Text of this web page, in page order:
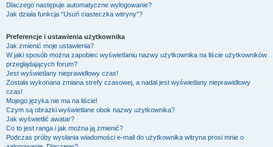
Dlaczego następuje automatyczne wylogowanie?
Jak działa funkcja “Usuń ciasteczka witryny”?
Preferencje i ustawienia użytkownika
Jak zmienić moje ustawienia?
W jaki sposób można zapobiec wyświetlaniu nazwy użytkownika na liście użytkowników
przeglądających forum?
Jest wyświetlany nieprawidłowy czas!
Została wykonana zmiana strefy czasowej, a nadal jest wyświetlany nieprawidłowy
czas!
Mojego języka nie ma na liście!
Czym są obrazki wyświetlane obok nazwy użytkownika?
Jak wyświetlić awatar?
Co to jest ranga i jak można ją zmienić?
Podczas próby wysłania wiadomości e-mail do użytkownika witryna prosi mnie o